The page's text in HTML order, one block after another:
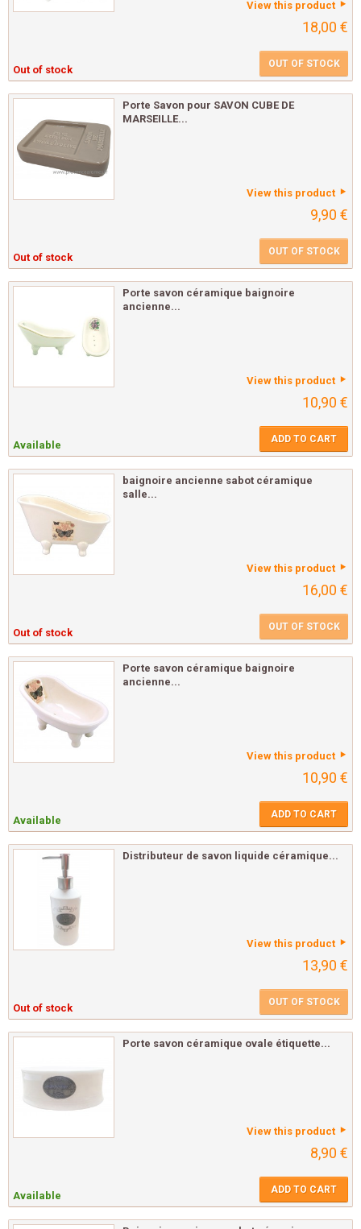
View this product
18,00 €
Out of stock OUT OF STOCK
Porte Savon pour SAVON CUBE DE
MARSEILLE...
View this product
9,90 €
Out of stock OUT OF STOCK
Porte savon céramique baignoire
ancienne...
View this product
10,90 €
Available ADD TO CART
baignoire ancienne sabot céramique
salle...
View this product
16,00 €
Out of stock OUT OF STOCK
Porte savon céramique baignoire
ancienne...
View this product
10,90 €
Available ADD TO CART
Distributeur de savon liquide céramique...
View this product
13,90 €
Out of stock OUT OF STOCK
Porte savon céramique ovale étiquette...
View this product
8,90 €
Available ADD TO CART